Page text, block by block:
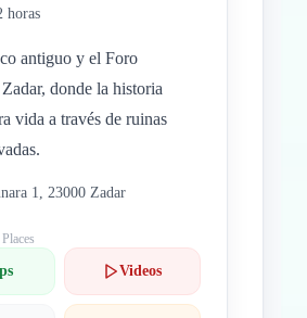
horas
antiguo y el Foro
donde la historia
vida a través de ruinas
1, 23000 Zadar
Videos